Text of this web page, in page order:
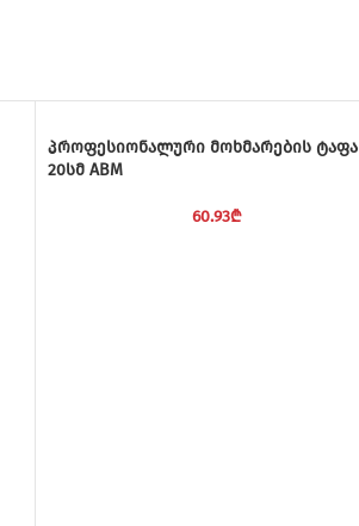
პროფესიონალური მოხმარების ტაფა
20სმ ABM
60.93₾